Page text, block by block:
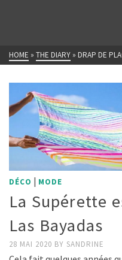
HOME » THE DIARY » DRAP DE
DÉCO | MODE
La Supérette
Las Bayadas
28 MAI 2020 BY SANDRINE